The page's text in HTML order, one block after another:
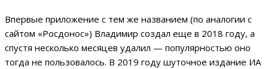
Впервые приложение с тем же названием (по аналогии с
сайтом «Росдонос») Владимир создал еще в 2018 году, а
спустя несколько месяцев удалил — популярностью оно
тогда не пользовалось. В 2019 году шуточное издание ИА